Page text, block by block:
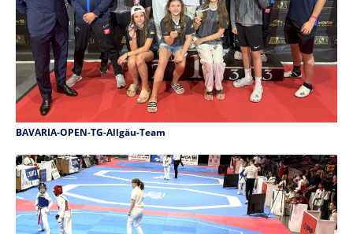
BAVARIA-OPEN-TG-Allgäu-Team